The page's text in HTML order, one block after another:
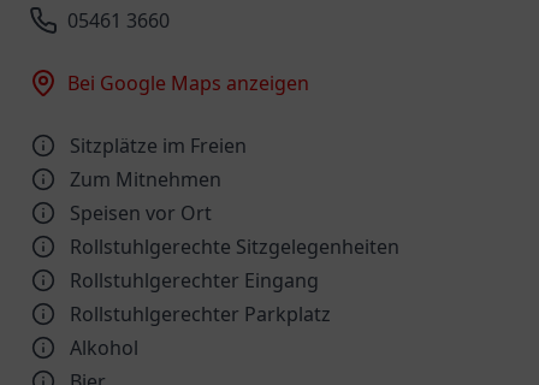
05461 3660
Bei Google Maps anzeigen
Sitzplätze im Freien
Zum Mitnehmen
Speisen vor Ort
Rollstuhlgerechte Sitzgelegenheiten
Rollstuhlgerechter Eingang
Rollstuhlgerechter Parkplatz
Alkohol